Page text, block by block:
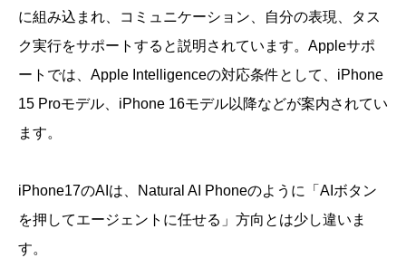
に組み込まれ、コミュニケーション、自分の表現、タス
ク実行をサポートすると説明されています。Appleサポ
ートでは、Apple Intelligenceの対応条件として、iPhone
15 Proモデル、iPhone 16モデル以降などが案内されてい
ます。
iPhone17のAIは、Natural AI Phoneのように「AIボタン
を押してエージェントに任せる」方向とは少し違いま
す。